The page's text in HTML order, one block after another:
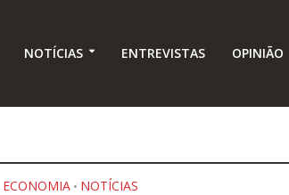
NOTÍCIAS ENTREVISTAS OPINIÃO
ECONOMIA • NOTÍCIAS